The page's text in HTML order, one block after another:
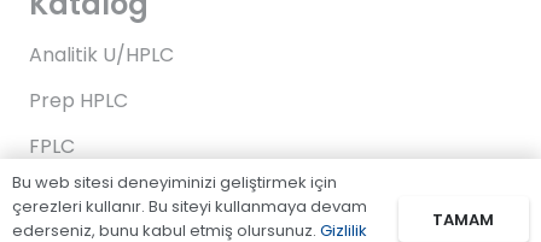
Analitik U/HPLC
Prep HPLC
FPLC
Gaz Kromatografi
Bu web sitesi deneyiminizi geliştirmek için
çerezleri kullanır. Bu siteyi kullanmaya devam
ederseniz, bunu kabul etmiş olursunuz. Gizlilik
TAMAM